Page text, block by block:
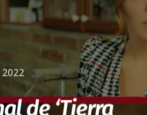
de ‘Tierra